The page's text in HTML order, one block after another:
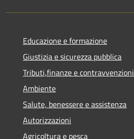
Educazione e formazione
Giustizia e sicurezza pubblica
Tributi,finanze e contravvenzioni
Ambiente
Salute, benessere e assistenza
Autorizzazioni
Agricoltura e pesca